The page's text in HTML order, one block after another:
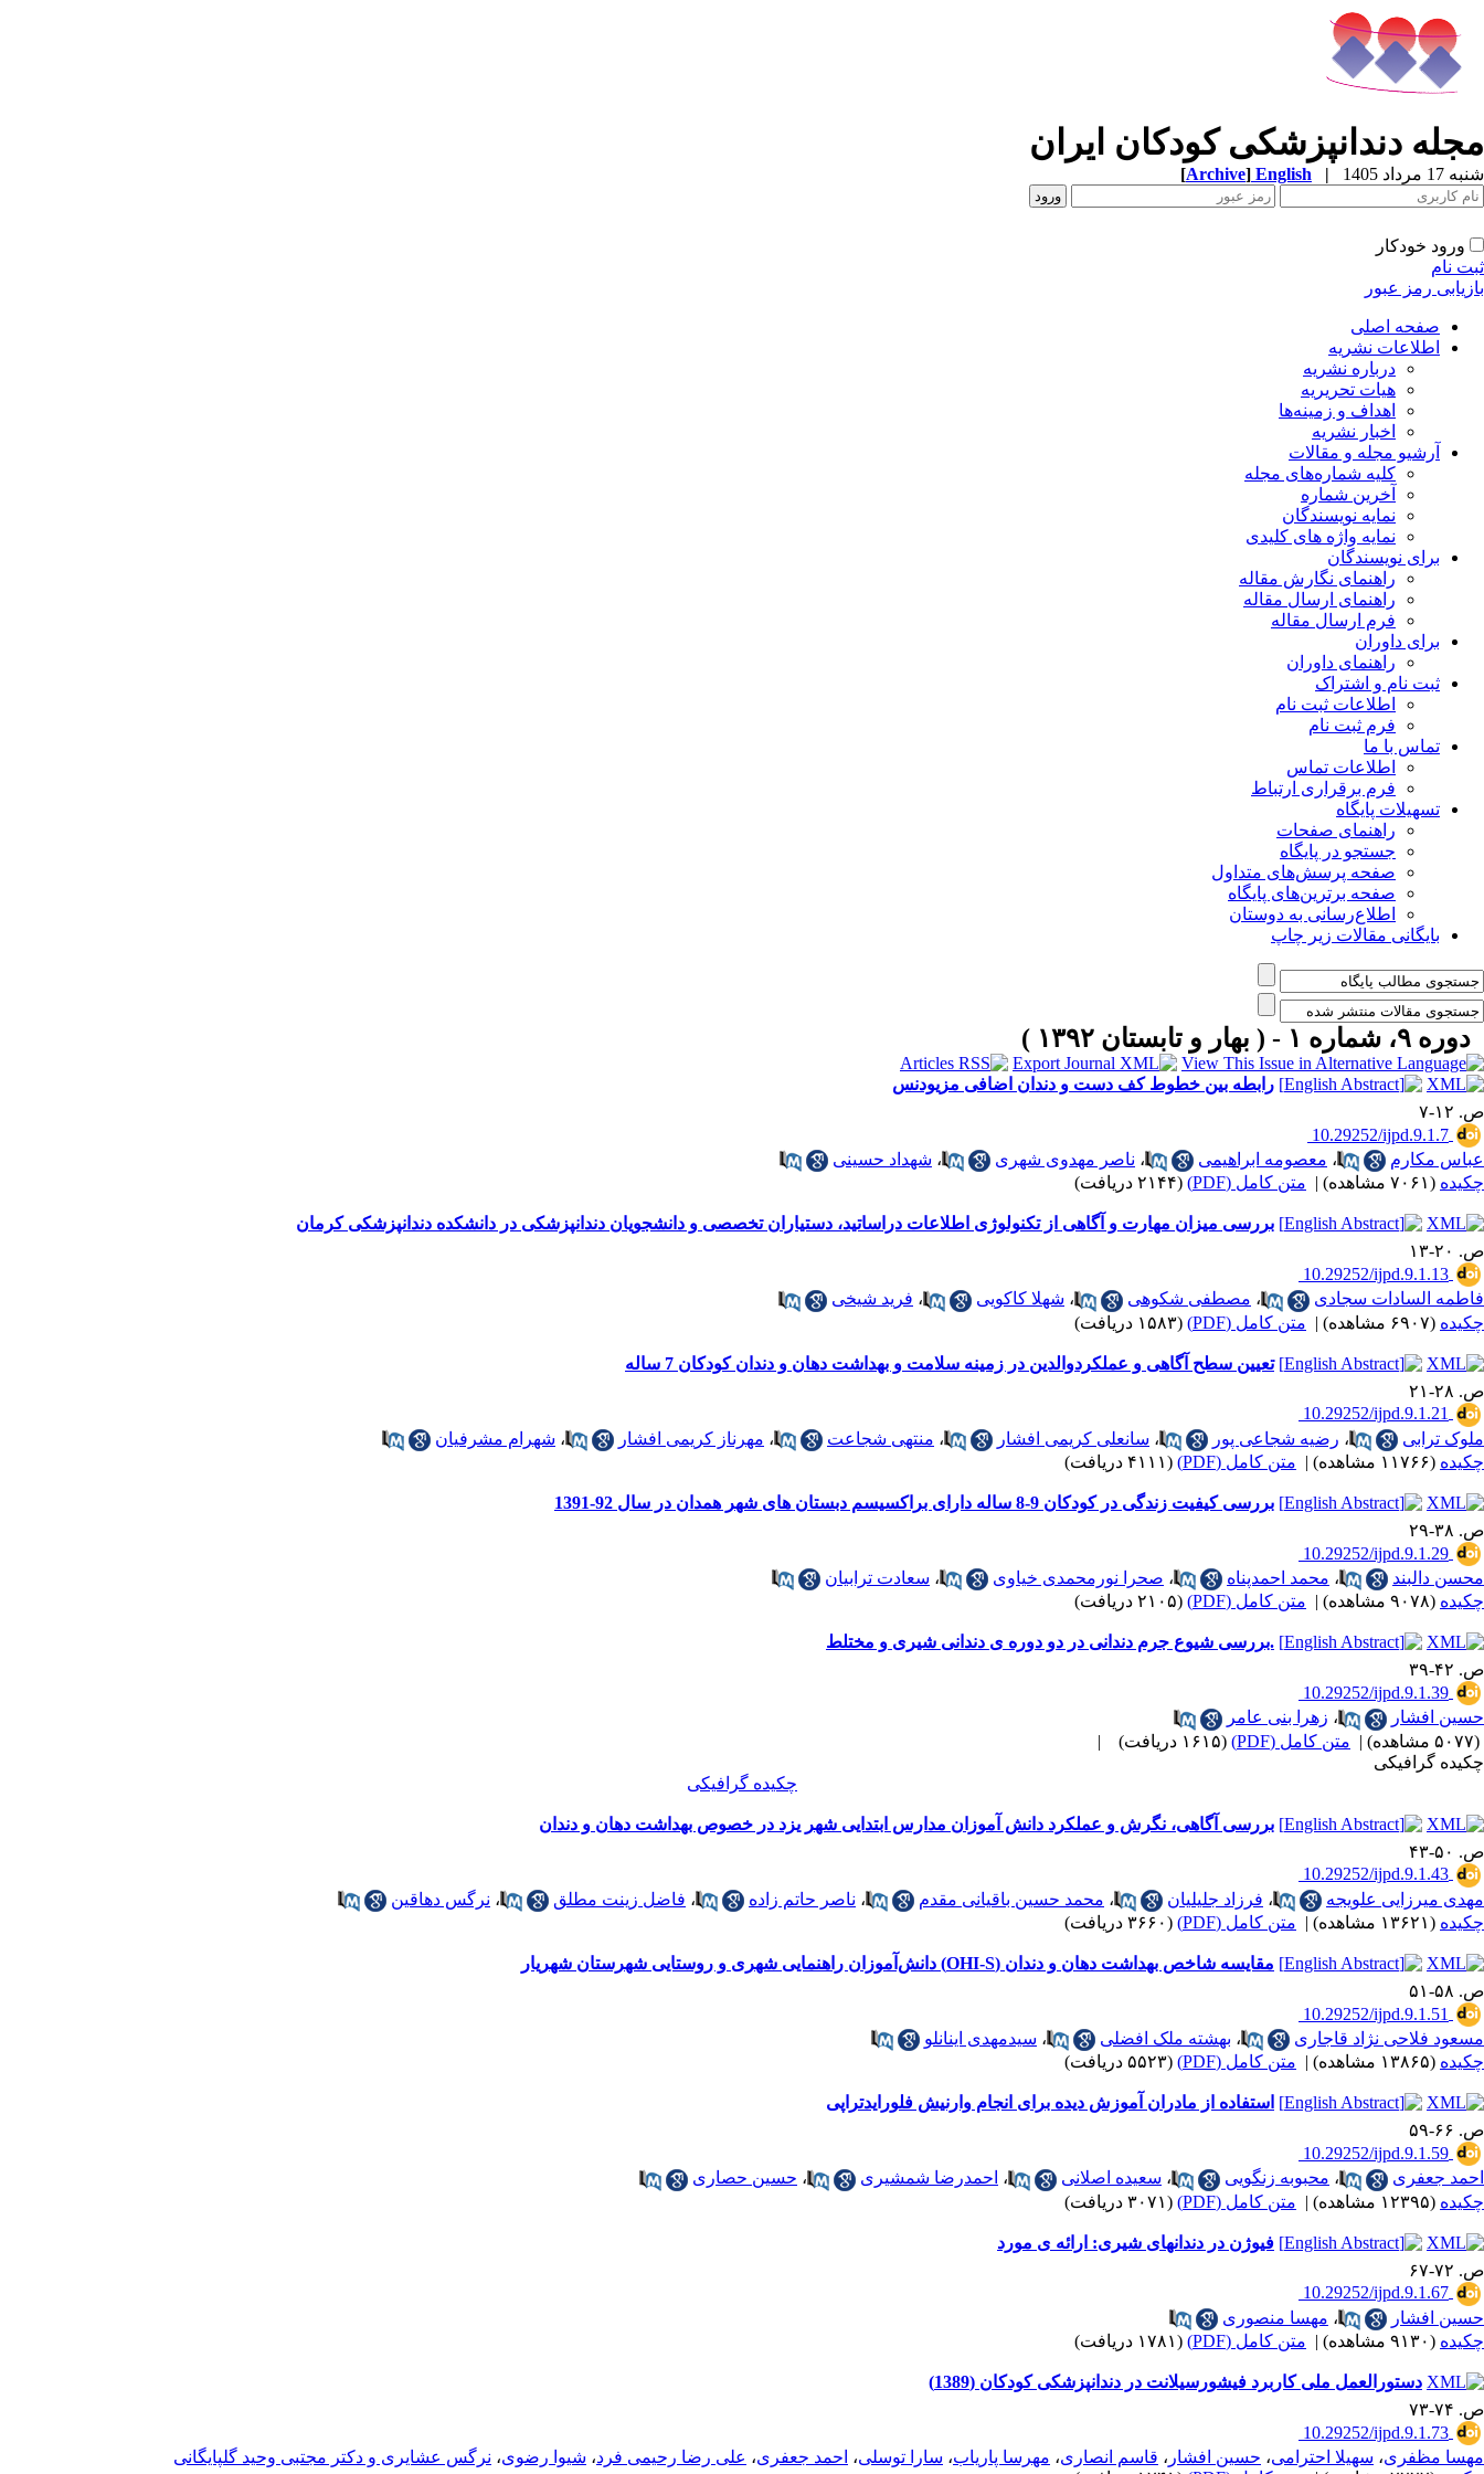
مجله دندانپزشکی کودکان ایران
شنبه 17 مرداد 1405 |
English
[Archive]
ورود خودکار
ثبت نام
بازیابی رمز عبور
صفحه اصلی
اطلاعات نشریه
درباره نشریه
هیات تحریریه
اهداف و زمینه‌ها
اخبار نشریه
آرشیو مجله و مقالات
کلیه شماره‌های مجله
آخرین شماره
نمایه نویسندگان
نمایه واژه های کلیدی
برای نویسندگان
راهنمای نگارش مقاله
راهنمای ارسال مقاله
فرم ارسال مقاله
برای داوران
راهنمای داوران
ثبت نام و اشتراک
اطلاعات ثبت نام
فرم ثبت نام
تماس با ما
اطلاعات تماس
فرم برقراری ارتباط
تسهیلات پایگاه
راهنمای صفحات
جستجو در پایگاه
صفحه پرسش‌های متداول
صفحه برترین‌های پایگاه
اطلاع‌رسانی به دوستان
بایگانی مقالات زیر چاپ
دوره ۹، شماره ۱ - ( بهار و تابستان ۱۳۹۲ )
رابطه بین خطوط کف دست و دندان اضافی مزیودنس
ص. ۱۲-۷
‎ 10.29252/ijpd.9.1.7
عباس مکارم
، معصومه ابراهیمی ، ناصر مهدوی شهری ، شهداد حسینی
چکیده (۷۰۶۱ مشاهده) | متن کامل (PDF) (۲۱۴۴ دریافت)
بررسی میزان مهارت و آگاهی از تکنولوژی اطلاعات دراساتید، دستیاران تخصصی و دانشجویان دندانپزشکی در دانشکده دندانپزشکی کرمان
ص. ۲۰-۱۳
‎ 10.29252/ijpd.9.1.13
فاطمه السادات سجادی
، مصطفی شکوهی ، شهلا کاکویی ، فرید شیخی
چکیده (۶۹۰۷ مشاهده) | متن کامل (PDF) (۱۵۸۳ دریافت)
تعیین سطح آگاهی و عملکردوالدین در زمینه سلامت و بهداشت دهان و دندان کودکان 7 ساله
ص. ۲۸-۲۱
‎ 10.29252/ijpd.9.1.21
ملوک ترابی
، رضیه شجاعی پور ، سانعلی کریمی افشار ، منتهی شجاعت ، مهرناز کریمی افشار ، شهرام مشرفیان
چکیده (۱۱۷۶۶ مشاهده) | متن کامل (PDF) (۴۱۱۱ دریافت)
بررسی کیفیت زندگی در کودکان 9-8 ساله دارای براکسیسم دبستان های شهر همدان در سال 92-1391
ص. ۳۸-۲۹
‎ 10.29252/ijpd.9.1.29
محسن دالبند
، محمد احمدپناه ، صحرا نورمحمدی خیاوی ، سعادت ترابیان
چکیده (۹۰۷۸ مشاهده) | متن کامل (PDF) (۲۱۰۵ دریافت)
.بررسی شیوع جرم دندانی در دو دوره ی دندانی شیری و مختلط
ص. ۴۲-۳۹
‎ 10.29252/ijpd.9.1.39
حسین افشار
، زهرا بنی عامر
(۵۰۷۷ مشاهده)
| متن کامل (PDF) (۱۶۱۵ دریافت)
|
چکیده گرافیکی
چکیده گرافیکی
بررسی آگاهی، نگرش و عملکرد دانش آموزان مدارس ابتدایی شهر یزد در خصوص بهداشت دهان و دندان
ص. ۵۰-۴۳
‎ 10.29252/ijpd.9.1.43
مهدی میرزایی علویجه
، فرزاد جلیلیان ، محمد حسین باقیانی مقدم ، ناصر حاتم زاده ، فاضل زینت مطلق ، نرگس دهاقین
چکیده (۱۳۶۲۱ مشاهده) | متن کامل (PDF) (۳۶۶۰ دریافت)
مقایسه شاخص بهداشت دهان و دندان (OHI-S) دانش‌آموزان راهنمایی شهری و روستایی شهرستان شهریار
ص. ۵۸-۵۱
‎ 10.29252/ijpd.9.1.51
مسعود فلاحی نژاد قاجاری
، بهشته ملک افضلی ، سیدمهدی اینانلو
چکیده (۱۳۸۶۵ مشاهده) | متن کامل (PDF) (۵۵۲۳ دریافت)
استفاده از مادران آموزش دیده برای انجام وارنیش فلورایدتراپی
ص. ۶۶-۵۹
‎ 10.29252/ijpd.9.1.59
احمد جعفری
، محبوبه زنگویی ، سعیده اصلانی ، احمدرضا شمشیری ، حسین حصاری
چکیده (۱۲۳۹۵ مشاهده) | متن کامل (PDF) (۳۰۷۱ دریافت)
فیوژن در دندانهای شیری: ارائه ی مورد
ص. ۷۲-۶۷
‎ 10.29252/ijpd.9.1.67
حسین افشار
، مهسا منصوری
چکیده (۹۱۳۰ مشاهده) | متن کامل (PDF) (۱۷۸۱ دریافت)
دستورالعمل ملی کاربرد فیشورسیلانت در دندانپزشکی کودکان (1389)
ص. ۷۴-۷۳
‎ 10.29252/ijpd.9.1.73
مهسا مظفری، سهیلا احترامی، حسین افشار ، قاسم انصاری، مهرسا پاریاب، سارا توسلی، احمد جعفری، علی رضا رحیمی فرد، شیوا رضوی، نرگس عشایری و دکتر مجتبی وحید گلپایگانی